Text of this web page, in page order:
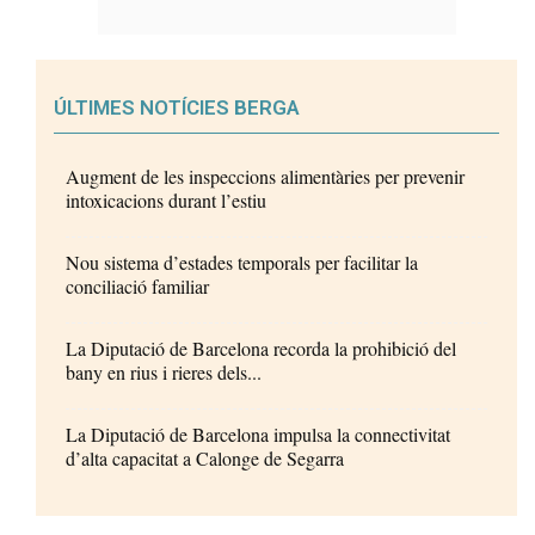
ÚLTIMES NOTÍCIES BERGA
Augment de les inspeccions alimentàries per prevenir
intoxicacions durant l’estiu
Nou sistema d’estades temporals per facilitar la
conciliació familiar
La Diputació de Barcelona recorda la prohibició del
bany en rius i rieres dels...
La Diputació de Barcelona impulsa la connectivitat
d’alta capacitat a Calonge de Segarra